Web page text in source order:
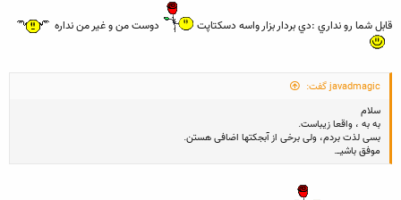
قابل شما رو نداري :دي بردار بزار واسه دسكتاپت دوست من و غير من نداره
javadmagic گفت:
سلام
به به ، واقعا زیباست.
بسی لذت بردم، ولی برخی از آبجکتها اضافی هستن.
موفق باشیــ.